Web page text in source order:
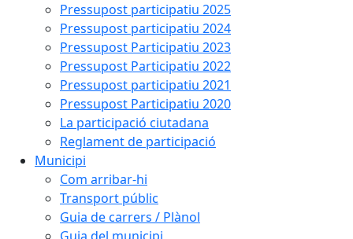
Pressupost participatiu 2025
Pressupost participatiu 2024
Pressupost Participatiu 2023
Pressupost Participatiu 2022
Pressupost participatiu 2021
Pressupost Participatiu 2020
La participació ciutadana
Reglament de participació
Municipi
Com arribar-hi
Transport públic
Guia de carrers / Plànol